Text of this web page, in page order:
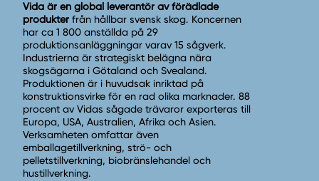
Vida är en global leverantör av förädlade
produkter från hållbar svensk skog. Koncernen
har ca 1 800 anställda på 29
produktionsanläggningar varav 15 sågverk.
Industrierna är strategiskt belägna nära
skogsägarna i Götaland och Svealand.
Produktionen är i huvudsak inriktad på
konstruktionsvirke för en rad olika marknader. 88
procent av Vidas sågade trävaror exporteras till
Europa, USA, Australien, Afrika och Asien.
Verksamheten omfattar även
emballagetillverkning, strö- och
pelletstillverkning, biobränslehandel och
hustillverkning.